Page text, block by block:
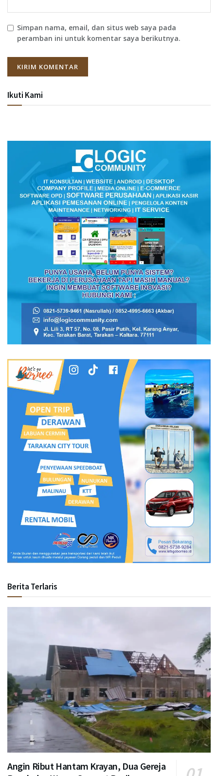
Simpan nama, email, dan situs web saya pada
peramban ini untuk komentar saya berikutnya.
Ikuti Kami
Berita Terlaris
Angin Ribut Hantam Krayan, Dua Gereja